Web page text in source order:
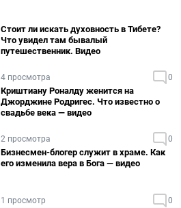
Стоит ли искать духовность в Тибете?
Что увидел там бывалый
путешественник. Видео
4 просмотра 0
Криштиану Роналду женится на
Джорджине Родригес. Что известно о
свадьбе века — видео
2 просмотра 0
Бизнесмен-блогер служит в храме. Как
его изменила вера в Бога — видео
1 просмотр 0